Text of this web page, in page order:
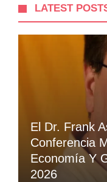
LATEST
El Dr. Frank
Conferencia
Economía Y
2026